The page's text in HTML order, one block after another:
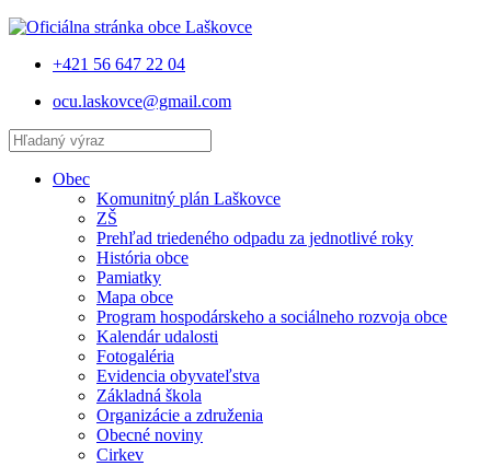
+421 56 647 22 04
ocu.laskovce@gmail.com
Obec
Komunitný plán Laškovce
ZŠ
Prehľad triedeného odpadu za jednotlivé roky
História obce
Pamiatky
Mapa obce
Program hospodárskeho a sociálneho rozvoja obce
Kalendár udalosti
Fotogaléria
Evidencia obyvateľstva
Základná škola
Organizácie a združenia
Obecné noviny
Cirkev